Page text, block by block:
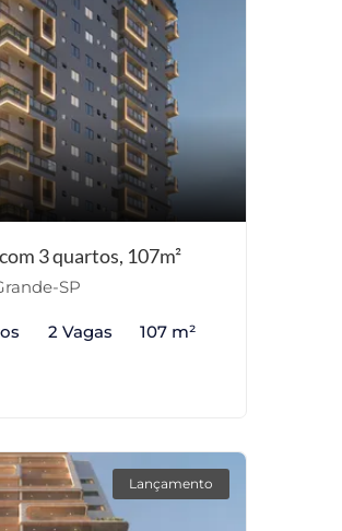
3 quartos, 107m²
SP
2 Vagas 107 m²
Lançamento